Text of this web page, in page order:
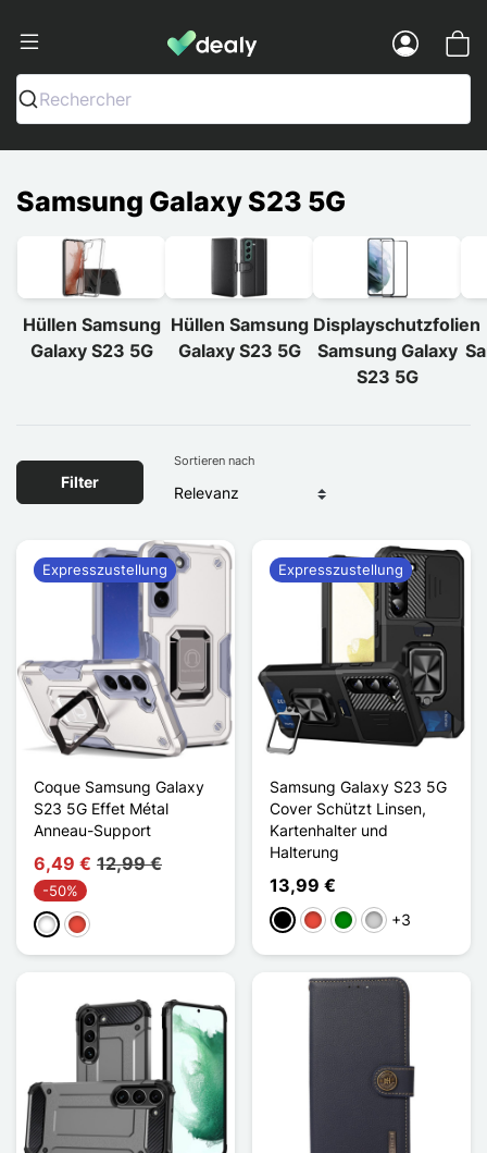
Dealy - Hüllen und Zubehör für
Rechercher
Samsung Galaxy S23 5G
Hüllen Samsung
Galaxy S23 5G
Hüllen Samsung
Galaxy S23 5G
Displayschutzfolien
Samsung Galaxy
S23 5G
Filter
Sortieren nach
Coque Samsung Galaxy
S23 5G Effet Métal
Anneau-Support
6,49 € 12,99 €
-50%
WeißRot
Expresszustellung
Samsung Galaxy S23 5G
Cover Schützt Linsen,
Kartenhalter und
Halterung
13,99 €
Schwarz
Rot GrünSilber
+3
Expresszustellung